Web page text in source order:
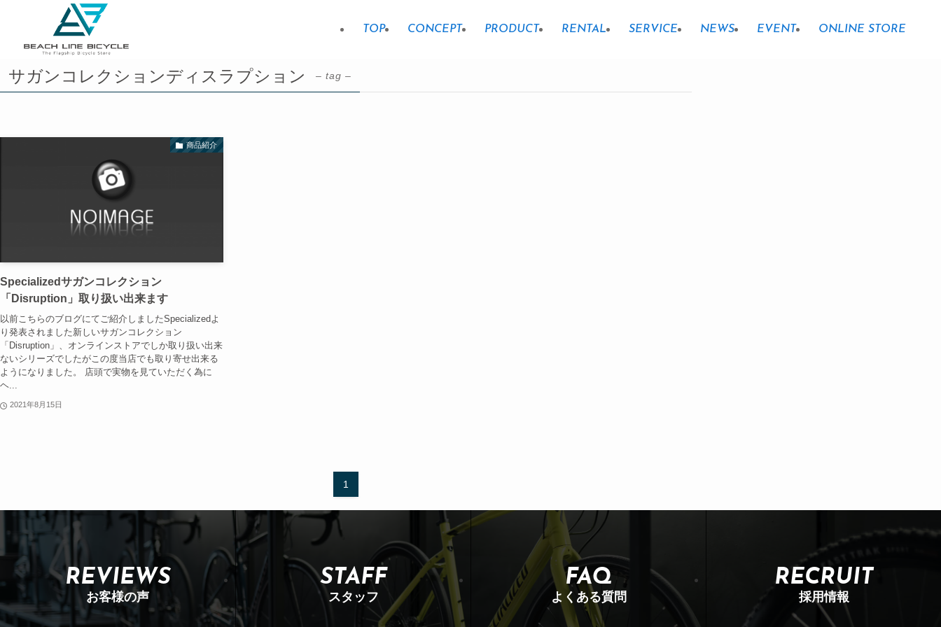
TOP CONCEPT PRODUCT RENTAL SERVICE NEWS EVENT ONLINE STORE
サガンコレクションディスラプション – tag –
商品紹介
Specializedサガンコレクション
「Disruption」取り扱い出来ます
以前こちらのブログにてご紹介しましたSpecializedよ
り発表されました新しいサガンコレクション
「Disruption」、オンラインストアでしか取り扱い出来
ないシリーズでしたがこの度当店でも取り寄せ出来る
ようになりました。 店頭で実物を見ていただく為に
ヘ...
2021年8月15日
1
REVIEWS
お客様の声
STAFF
スタッフ
FAQ
よくある質問
RECRUIT
採用情報